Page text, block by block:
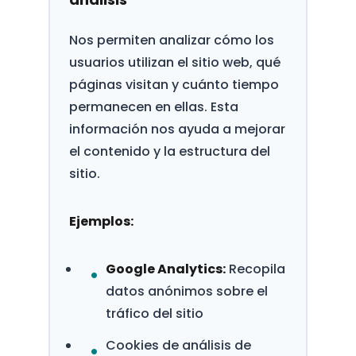
Nos permiten analizar cómo los
usuarios utilizan el sitio web, qué
páginas visitan y cuánto tiempo
permanecen en ellas. Esta
información nos ayuda a mejorar
el contenido y la estructura del
sitio.
Ejemplos:
Google Analytics:Recopila
datos anónimos sobre el
tráfico del sitio
Cookies de análisis de